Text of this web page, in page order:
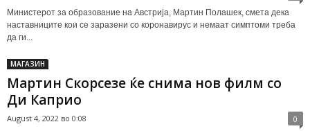
Министерот за образование на Австрија, Мартин Полашек, смета дека
наставниците кои се заразени со коронавирус и немаат симптоми треба
да ги...
МАГАЗИН
Мартин Скорсезе ќе снима нов филм со
Ди Каприо
August 4, 2022 во 0:08 0